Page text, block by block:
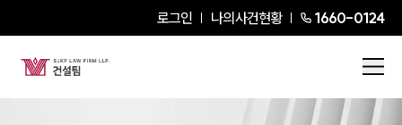
로그인 나의사건현황 1660-0124